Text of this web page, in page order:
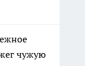
чужую